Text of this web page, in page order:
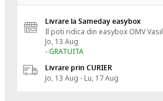
Livrare la Sameday easybox
Il poti ridica din easybox OMV
Jo, 13 Aug
- GRATUITA
Livrare prin CURIER
Jo, 13 Aug - Lu, 17 Aug